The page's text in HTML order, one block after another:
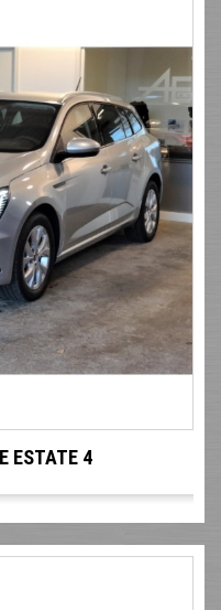
ESTATE 4